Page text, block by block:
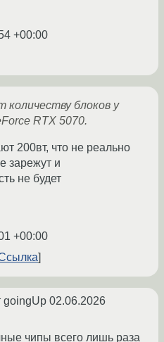
+00:00
блоков у
RTX 5070.
200вт, что не реально
зарежут и
не будет
+00:00
goingUp 02.06.2026
чипы всего лишь раза